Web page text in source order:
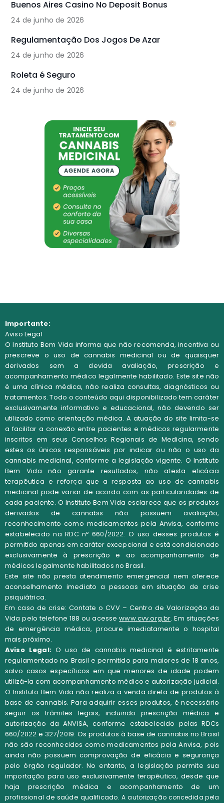
Buenos Aires Casino No Deposit Bonus
24 de junho de 2026
Regulamentação Dos Jogos De Azar
24 de junho de 2026
Roleta é Seguro
24 de junho de 2026
Importante:
Aviso Legal
O Instituto Bem Vida informa que não recomenda, incentiva ou
prescreve o uso de cannabis medicinal ou de quaisquer
derivados sem a devida avaliação, prescrição e
acompanhamento médico legalmente habilitado. Este site não
é uma clínica médica, não realiza consultas, diagnósticos ou
tratamentos. Todo o conteúdo aqui disponibilizado tem caráter
exclusivamente informativo e educacional, não devendo ser
utilizado como orientação médica. A atuação do site limita-se
a facilitar a conexão entre pacientes e médicos regularmente
inscritos em seus Conselhos Regionais de Medicina, sendo
estes os únicos responsáveis por indicar ou não o uso da
cannabis medicinal, conforme a legislação vigente. O Instituto
Bem Vida não garante resultados, não atesta eficácia
terapêutica e reforça que a resposta ao uso de cannabis
medicinal pode variar de acordo com as particularidades de
cada paciente.OInstituto Bem Vida esclarece que os produtos
derivados de cannabis não possuem avaliação,
reconhecimento como medicamentos pela Anvisa, conforme
estabelecido naRDC nº 660/2022. O uso desses produtos é
permitido apenas em caráter excepcional e estácondicionado
exclusivamente à prescrição e ao acompanhamento de
médicos legalmente habilitados no Brasil.
Este site não presta atendimento emergencial nem oferece
aconselhamento imediato a pessoas em situação de crise
psiquiátrica.
Em caso de crise: Contate o CVV – Centro de Valorização da
Vida pelo telefone 188 ou acessewww.cvv.org.br. Em situações
de emergência médica, procure imediatamente o hospital
mais próximo.
Aviso Legal:O uso de cannabis medicinal é estritamente
regulamentado no Brasil e permitido para maiores de 18 anos,
salvo casos específicos em que menores de idade podem
utilizá-la com acompanhamento médico e autorização judicial.
O Instituto Bem Vida não realiza a venda direta de produtos à
base de cannabis. Para adquirir esses produtos, é necessário
seguir os trâmites legais, incluindo prescrição médica e
autorização da ANVISA, conforme estabelecido pelas RDCs
660/2022 e 327/2019. Os produtos à base de cannabis no Brasil
não são reconhecidos como medicamentos pela Anvisa, pois
ainda não possuem comprovação de eficácia e segurança
pelo órgão regulador. No entanto, a legislação permite sua
importação para uso exclusivamente terapêutico, desde que
haja prescrição médica e acompanhamento de um
profissional de saúde qualificado.A autorização concedida pela